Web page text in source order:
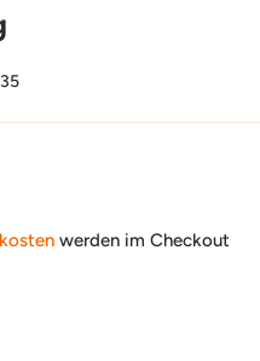
werden im Checkout